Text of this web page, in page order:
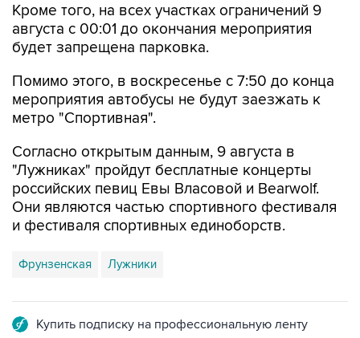
Кроме того, на всех участках ограничений 9
августа с 00:01 до окончания мероприятия
будет запрещена парковка.
Помимо этого, в воскресенье с 7:50 до конца
мероприятия автобусы не будут заезжать к
метро "Спортивная".
Согласно открытым данным, 9 августа в
"Лужниках" пройдут бесплатные концерты
российских певиц Евы Власовой и Bearwolf.
Они являются частью спортивного фестиваля
и фестиваля спортивных единоборств.
Фрунзенская Лужники
Купить подписку на профессиональную ленту